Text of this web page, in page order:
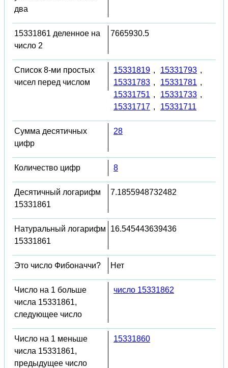
два
15331861 деленное на
число 2
7665930.5
Список 8-ми простых
чисел перед числом
15331819 , 15331793 ,
15331783 , 15331781 ,
15331751 , 15331733 ,
15331717 , 15331711
Сумма десятичных
цифр
28
Количество цифр 8
Десятичный логарифм
15331861
7.1855948732482
Натуральный логарифм
15331861
16.545443639436
Это число Фибоначчи? Нет
Число на 1 больше
числа 15331861,
следующее число
число 15331862
Число на 1 меньше
числа 15331861,
предыдущее число
15331860